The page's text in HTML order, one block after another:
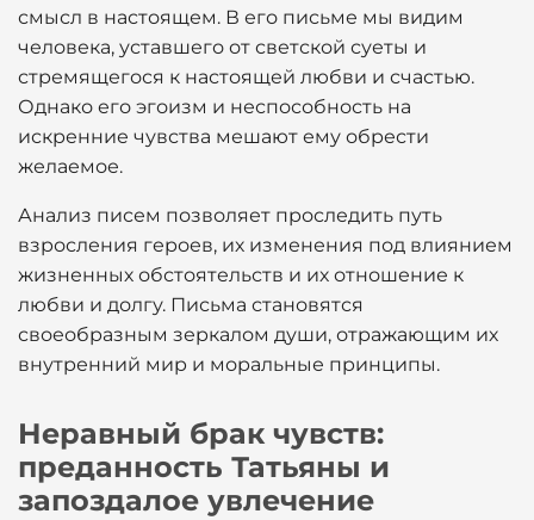
смысл в настоящем. В его письме мы видим
человека, уставшего от светской суеты и
стремящегося к настоящей любви и счастью.
Однако его эгоизм и неспособность на
искренние чувства мешают ему обрести
желаемое.
Анализ писем позволяет проследить путь
взросления героев, их изменения под влиянием
жизненных обстоятельств и их отношение к
любви и долгу. Письма становятся
своеобразным зеркалом души, отражающим их
внутренний мир и моральные принципы.
Неравный брак чувств:
преданность Татьяны и
запоздалое увлечение